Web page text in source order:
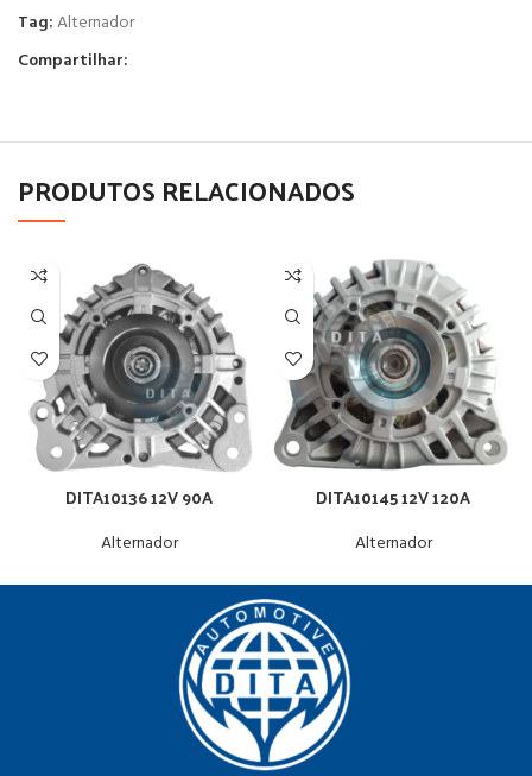
Tag:Alternador
Compartilhar:
PRODUTOS RELACIONADOS
DITA10136 12V 90A
Alternador
DITA10145 12V 120A
Alternador